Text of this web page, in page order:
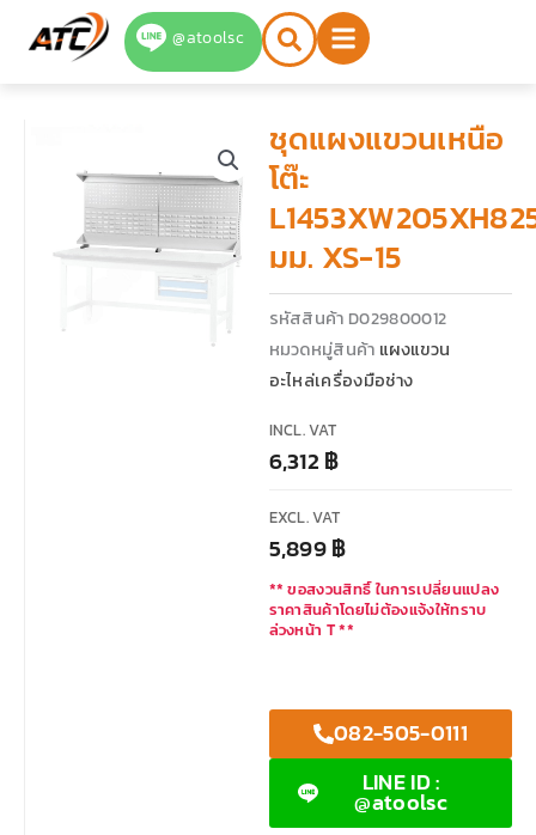
@atoolsc
ชุดแผงแขวนเหนือ
โต๊ะ
มม. XS-15
รหัสสินค้า D029800012
หมวดหมู่สินค้า แผงแขวน
อะไหล่เครื่องมือช่าง
INCL. VAT
6,312 ฿
EXCL. VAT
5,899฿
** ขอสงวนสิทธิ์ ในการเปลี่ยนแปลง
ราคาสินค้าโดยไม่ต้องแจ้งให้ทราบ
ล่วงหน้า T **
082-505-0111
LINE ID :
@atoolsc